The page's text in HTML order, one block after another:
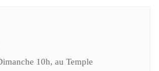
10h, au Temple